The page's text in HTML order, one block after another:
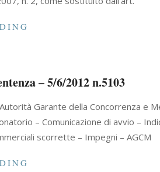
– 5/6/2012 n.5103
Garante della Concorrenza e
– Comunicazione di avvio –
scorrette – Impegni – AGCM